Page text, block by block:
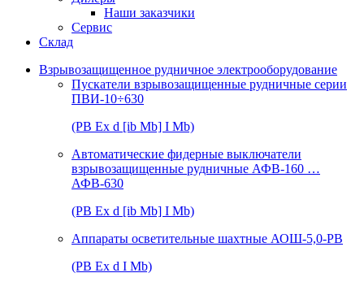
Наши заказчики
Сервис
Склад
Взрывозащищенное рудничное электрооборудование
Пускатели взрывозащищенные рудничные серии
ПВИ-10÷630
(РВ Ex d [ib Mb] I Mb)
Автоматические фидерные выключатели
взрывозащищенные рудничные АФВ-160 …
АФВ-630
(РВ Ex d [ib Mb] I Mb)
Аппараты осветительные шахтные АОШ-5,0-РВ
(РВ Ex d I Mb)